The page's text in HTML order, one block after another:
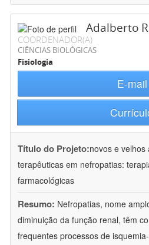
Adalberto
COORDENADOR(A)
CIÊNCIAS BIOLÓGICAS
Fisiologia
E-mail
Título do Projeto:novos e
terapêuticas em nefropatias:
farmacológicas
Resumo: Nefropatias, nome
diminuição da função renal, têm
frequentes processos de